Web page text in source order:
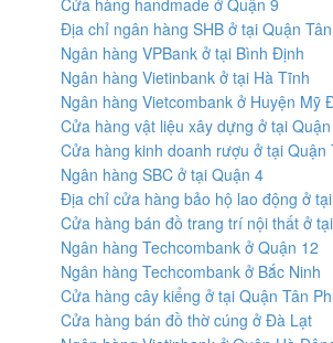
Địa chỉ ngân hàng SHB ở tại Quận
Ngân hàng VPBank ở tại Bình Định
Ngân hàng Vietinbank ở tại Hà Tĩnh
Ngân hàng Vietcombank ở Huyện Mỹ
Cửa hàng vật liệu xây dựng ở tại
Cửa hàng kinh doanh rượu ở tại Quận
Ngân hàng SBC ở tại Quận 4
Địa chỉ cửa hàng bảo hộ lao động ở
Cửa hàng bán đồ trang trí nội thất ở
Ngân hàng Techcombank ở Quận 12
Ngân hàng Techcombank ở Bắc Ninh
Cửa hàng cây kiểng ở tại Quận Tân
Cửa hàng bán đồ thờ cúng ở Đà Lạt